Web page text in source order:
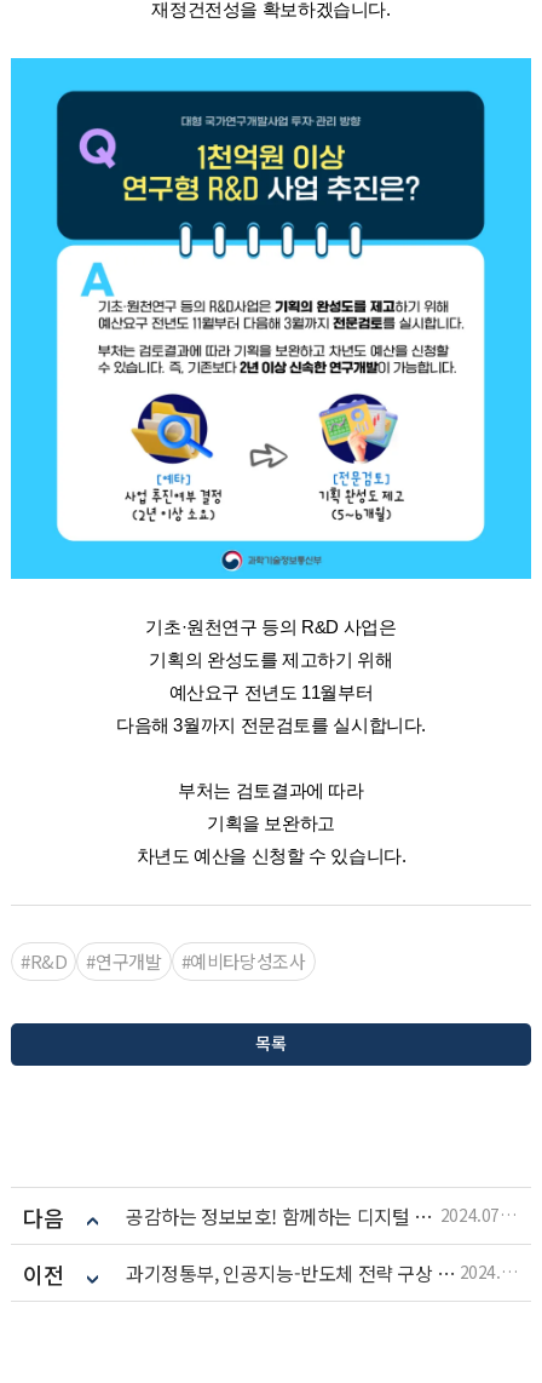
재정건전성을 확보하겠습니다.
기초·원천연구 등의 R&D 사업은
기획의 완성도를 제고하기 위해
예산요구 전년도 11월부터
다음해 3월까지 전문검토를 실시합니다.
부처는 검토결과에 따라
기획을 보완하고
차년도 예산을 신청할 수 있습니다.
#R&D #연구개발 #예비타당성조사
목록
다음 공감하는 정보보호! 함께하는 디지털 신뢰! 2024.07.15
이전 과기정통부, 인공지능-반도체 전략 구상 연구개발 현장 점검 2024.07.05